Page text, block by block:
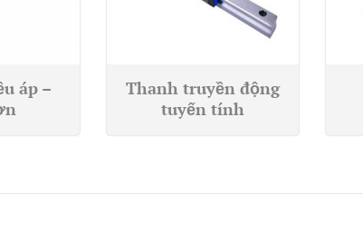
áp –
Thanh truyền động
tuyến tính